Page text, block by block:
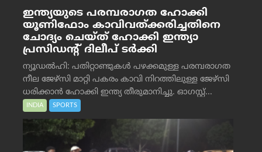
ഇന്ത്യയുടെ പരമ്പരാഗത ഹോക്കി
യൂണിഫോം കാവിവത്ക്കരിച്ചതിനെ
ചോദ്യം ചെയ്ത് ഹോക്കി ഇന്ത്യാ
പ്രസിഡന്റ് ദിലീപ് ടര്‍ക്കി
ന്യൂഡൽഹി: പതിറ്റാണ്ടുകൾ പഴക്കമുള്ള പരമ്പരാഗത
നീല ജേഴ്‌സി മാറ്റി പകരം കാവി നിറത്തിലുള്ള ജേഴ്‌സി
ധരിക്കാൻ ഹോക്കി ഇന്ത്യ തീരുമാനിച്ചു. ഓഗസ്റ്റ്...
INDIA SPORTS